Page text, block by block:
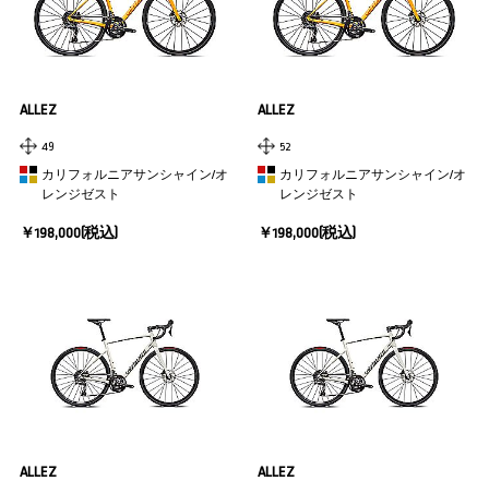
ALLEZ
49
カリフォルニアサンシャイン/オ
レンジゼスト
￥198,000(税込)
ALLEZ
52
カリフォルニアサンシャイン/オ
レンジゼスト
￥198,000(税込)
ALLEZ ALLEZ